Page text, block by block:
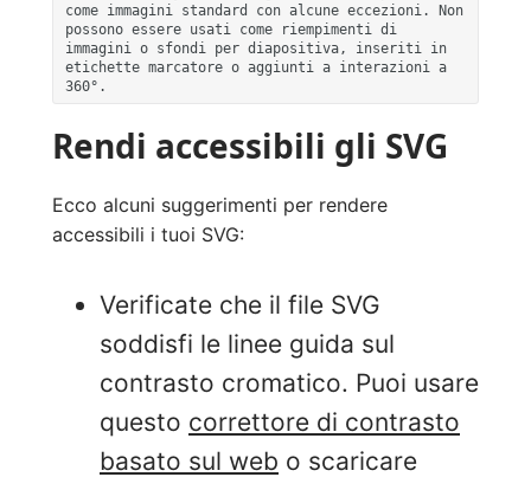
come immagini standard con alcune eccezioni. Non
possono essere usati come riempimenti di
immagini o sfondi per diapositiva, inseriti in
etichette marcatore o aggiunti a interazioni a
360°.
Rendi accessibili gli SVG
Ecco alcuni suggerimenti per rendere
accessibili i tuoi SVG:
Verificate che il file SVG
soddisfi le linee guida sul
contrasto cromatico. Puoi usare
questo correttore di contrasto
basato sul web o scaricare